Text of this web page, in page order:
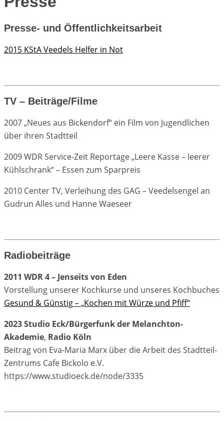
Presse- und Öffentlichkeitsarbeit
2015 KStA Veedels Helfer in Not
TV – Beiträge/Filme
2007 „Neues aus Bickendorf“ ein Film von Jugendlichen
über ihren Stadtteil
2009 WDR Service-Zeit Reportage „Leere Kasse – leerer
Kühlschrank“ – Essen zum Sparpreis
2010 Center TV, Verleihung des GAG – Veedelsengel an
Gudrun Alles und Hanne Waeseer
Radiobeiträge
2011 WDR 4 – Jenseits von Eden
Vorstellung unserer Kochkurse und unseres Kochbuches
Gesund & Günstig – „Kochen mit Würze und Pfiff“
2023 Studio Eck/Bürgerfunk der Melanchton-
Akademie, Radio Köln
Beitrag von Eva-Maria Marx über die Arbeit des Stadtteil-
Zentrums Cafe Bickolo e.V.
https://www.studioeck.de/node/3335